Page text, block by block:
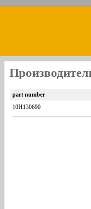
part number
10H130690